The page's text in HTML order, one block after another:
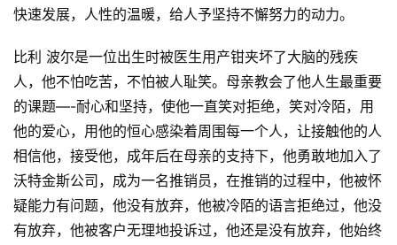
快速发展，人性的温暖，给人予坚持不懈努力的动力。
比利 波尔是一位出生时被医生用产钳夹坏了大脑的残疾
人，他不怕吃苦，不怕被人耻笑。母亲教会了他人生最重要
的课题—-耐心和坚持，使他一直笑对拒绝，笑对冷陌，用
他的爱心，用他的恒心感染着周围每一个人，让接触他的人
相信他，接受他，成年后在母亲的支持下，他勇敢地加入了
沃特金斯公司，成为一名推销员，在推销的过程中，他被怀
疑能力有问题，他没有放弃，他被冷陌的语言拒绝过，他没
有放弃，他被客户无理地投诉过，他还是没有放弃，他始终